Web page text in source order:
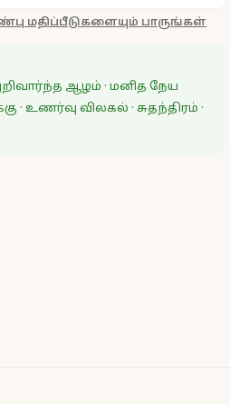
மதிப்பீடுகளையும் பாருங்கள்
ஆழம் · மனித நேய
உணர்வு விலகல் · சுதந்திரம் ·